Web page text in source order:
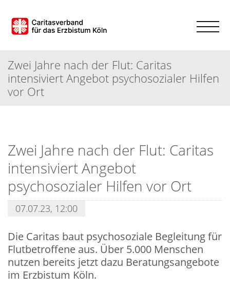
Zwei Jahre nach der Flut: Caritas
intensiviert Angebot psychosozialer Hilfen
vor Ort
Zwei Jahre nach der Flut: Caritas
intensiviert Angebot
psychosozialer Hilfen vor Ort
07.07.23, 12:00
Die Caritas baut psychosoziale Begleitung für
Flutbetroffene aus. Über 5.000 Menschen
nutzen bereits jetzt dazu Beratungsangebote
im Erzbistum Köln.